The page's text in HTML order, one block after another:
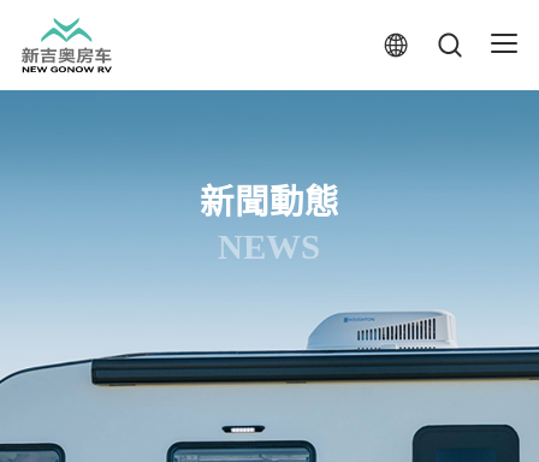
新聞動態
NEWS